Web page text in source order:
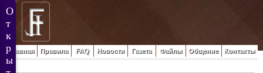
Главная Правила FAQ Новости Газета Файлы Общение Контакты